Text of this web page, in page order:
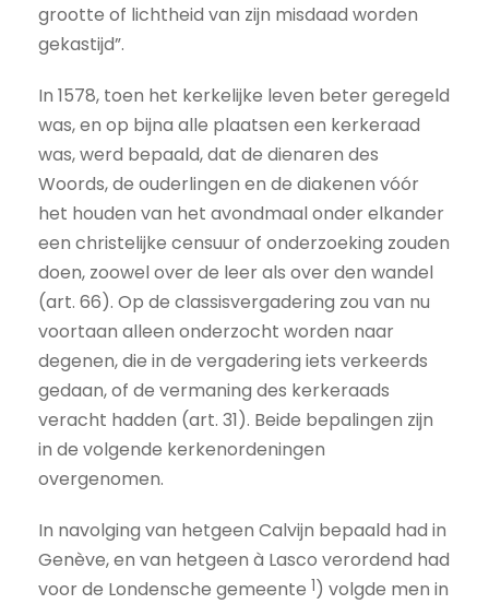
grootte of lichtheid van zijn misdaad worden
gekastijd”.
In 1578, toen het kerkelijke leven beter geregeld
was, en op bijna alle plaatsen een kerkeraad
was, werd bepaald, dat de dienaren des
Woords, de ouderlingen en de diakenen vóór
het houden van het avondmaal onder elkander
een christelijke censuur of onderzoeking zouden
doen, zoowel over de leer als over den wandel
(art. 66). Op de classisvergadering zou van nu
voortaan alleen onderzocht worden naar
degenen, die in de vergadering iets verkeerds
gedaan, of de vermaning des kerkeraads
veracht hadden (art. 31). Beide bepalingen zijn
in de volgende kerkenordeningen
overgenomen.
In navolging van hetgeen Calvijn bepaald had in
Genève, en van hetgeen à Lasco verordend had
voor de Londensche gemeente 1) volgde men in